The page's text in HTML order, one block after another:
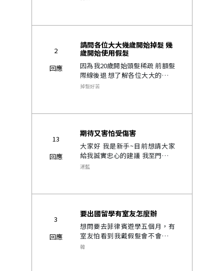
天照鏡子看到自己的樣子都非常
2
回應
請問各位大大幾歲開始掉髮 幾
歲開始使用假髮
因為我20歲開始頭髮稀疏 前額髮
際線後退 想了解各位大大的情況
是否有人跟我一樣 心裏困擾 忐忑
掉髮好苦
13
回應
期待又害怕受傷害
大家好 我是新手~目前想請大家
給我誠實忠心的建議 我至門市已
經三次了(一年去一次) 每次都是
會主動去預約 表示我是真的想..
湛藍
3
回應
要出國留學有室友怎麼辦
想問要去菲律賓遊學五個月，有
室友怕看到我戴假髮會不會很尷
尬，這是我害怕的地方..
韓